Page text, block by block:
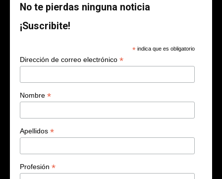
No te pierdas ninguna noticia
¡Suscribite!
* indica que es obligatorio
Dirección de correo electrónico *
Nombre *
Apellidos *
Profesión *